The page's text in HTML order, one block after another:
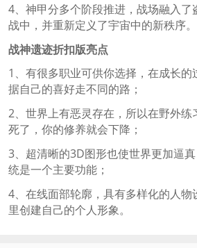
4、神甲分多个阶段推进，战场融入了
战中，并重新定义了宇宙中的新秩序。
战神遗迹折扣版亮点
1、有很多职业可供你选择，在成长的
据自己的喜好走不同的路；
2、世界上有恶灵存在，所以在野外练
死了，你的修养就会下降；
3、超清晰的3D图形也使世界更加逼
统是一个主要功能；
4、在线面部轮廓，具有多样化的人物
里创建自己的个人形象。